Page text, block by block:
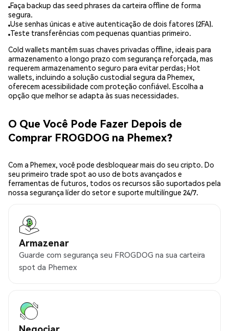
Faça backup das seed phrases da carteira offline de forma
segura.
Use senhas únicas e ative autenticação de dois fatores (2FA).
Teste transferências com pequenas quantias primeiro.
Cold wallets mantêm suas chaves privadas offline, ideais para
armazenamento a longo prazo com segurança reforçada, mas
requerem armazenamento seguro para evitar perdas; Hot
wallets, incluindo a solução custodial segura da Phemex,
oferecem acessibilidade com proteção confiável. Escolha a
opção que melhor se adapta às suas necessidades.
O Que Você Pode Fazer Depois de
Comprar FROGDOG na Phemex?
Com a Phemex, você pode desbloquear mais do seu cripto. Do
seu primeiro trade spot ao uso de bots avançados e
ferramentas de futuros, todos os recursos são suportados pela
nossa segurança líder do setor e suporte multilíngue 24/7.
Armazenar
Guarde com segurança seu FROGDOG na sua carteira
spot da Phemex